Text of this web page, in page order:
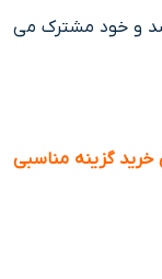
و خود مشترک می
خرید گزینه مناسبی